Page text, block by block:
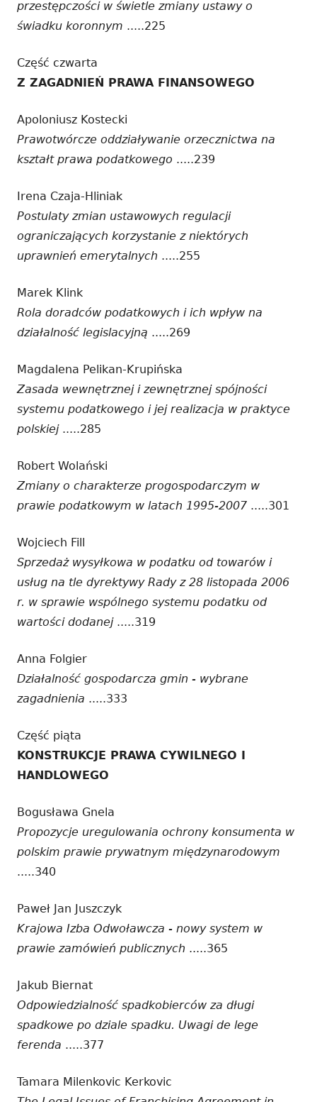
przestępczości w świetle zmiany ustawy o
świadku koronnym .....225
Część czwarta
Z ZAGADNIEŃ PRAWA FINANSOWEGO
Apoloniusz Kostecki
Prawotwórcze oddziaływanie orzecznictwa na
kształt prawa podatkowego .....239
Irena Czaja-Hliniak
Postulaty zmian ustawowych regulacji
ograniczających korzystanie z niektórych
uprawnień emerytalnych .....255
Marek Klink
Rola doradców podatkowych i ich wpływ na
działalność legislacyjną .....269
Magdalena Pelikan-Krupińska
Zasada wewnętrznej i zewnętrznej spójności
systemu podatkowego i jej realizacja w praktyce
polskiej.....285
Robert Wolański
Zmiany o charakterze progospodarczym w
prawie podatkowym w latach 1995-2007 .....301
Wojciech Fill
Sprzedaż wysyłkowa w podatku od towarów i
usług na tle dyrektywy Rady z 28 listopada 2006
r. w sprawie wspólnego systemu podatku od
wartości dodanej.....319
Anna Folgier
Działalność gospodarcza gmin - wybrane
zagadnienia .....333
Część piąta
KONSTRUKCJE PRAWA CYWILNEGO I
HANDLOWEGO
Bogusława Gnela
Propozycje uregulowania ochrony konsumenta w
polskim prawie prywatnym międzynarodowym
.....340
Paweł Jan Juszczyk
Krajowa Izba Odwoławcza - nowy system w
prawie zamówień publicznych .....365
Jakub Biernat
Odpowiedzialność spadkobierców za długi
spadkowe po dziale spadku. Uwagi de lege
ferenda .....377
Tamara Milenkovic Kerkovic